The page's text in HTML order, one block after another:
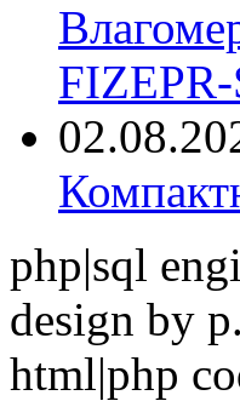
php|sql
design by
html|php